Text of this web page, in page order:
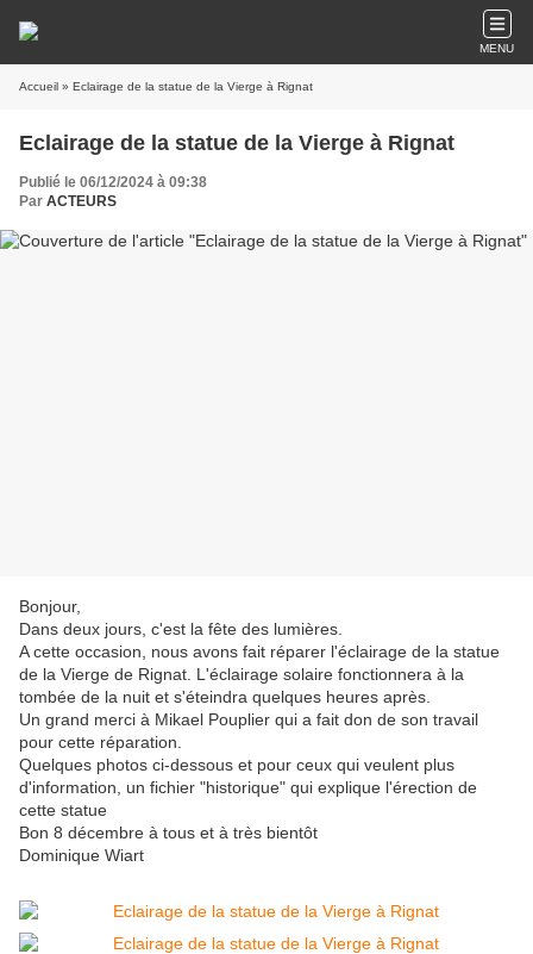
MENU
Accueil » Eclairage de la statue de la Vierge à Rignat
Eclairage de la statue de la Vierge à Rignat
Publié le 06/12/2024 à 09:38
Par ACTEURS
Bonjour,
Dans deux jours, c'est la fête des lumières.
A cette occasion, nous avons fait réparer l'éclairage de la statue
de la Vierge de Rignat. L'éclairage solaire fonctionnera à la
tombée de la nuit et s'éteindra quelques heures après.
Un grand merci à Mikael Pouplier qui a fait don de son travail
pour cette réparation.
Quelques photos ci-dessous et pour ceux qui veulent plus
d'information, un fichier "historique" qui explique l'érection de
cette statue
Bon 8 décembre à tous et à très bientôt
Dominique Wiart